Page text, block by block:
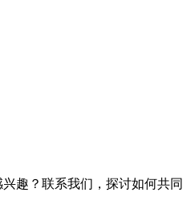
趣？联系我们，探讨如何共同